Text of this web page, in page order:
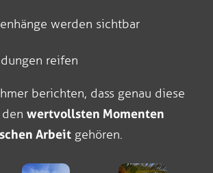
werden sichtbar
reifen
berichten, dass genau diese
wertvollsten Momenten
Arbeit gehören.